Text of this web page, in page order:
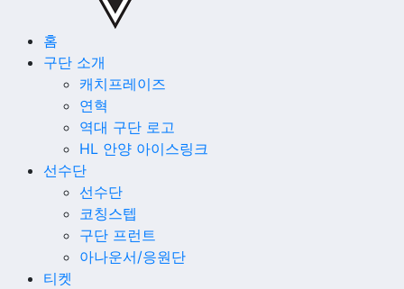
홈
구단 소개
캐치프레이즈
연혁
역대 구단 로고
HL 안양 아이스링크
선수단
선수단
코칭스텝
구단 프런트
아나운서/응원단
티켓